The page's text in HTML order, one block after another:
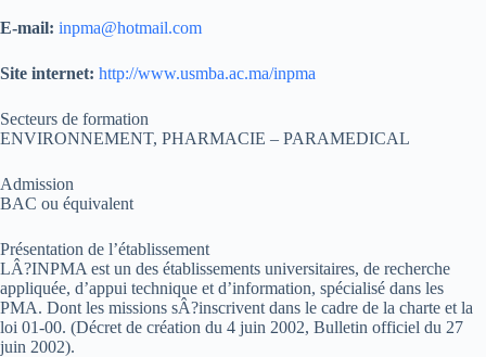
E-mail: inpma@hotmail.com
Site internet: http://www.usmba.ac.ma/inpma
Secteurs de formation
ENVIRONNEMENT, PHARMACIE – PARAMEDICAL
Admission
BAC ou équivalent
Présentation de l’établissement
LÂ?INPMA est un des établissements universitaires, de recherche
appliquée, d’appui technique et d’information, spécialisé dans les
PMA. Dont les missions sÂ?inscrivent dans le cadre de la charte et la
loi 01-00. (Décret de création du 4 juin 2002, Bulletin officiel du 27
juin 2002).